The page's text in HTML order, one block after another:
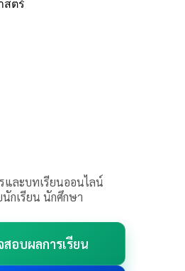
สตร์
และบทเรียนออนไลน์
กเรียน นักศึกษา
สอบผลการเรียน